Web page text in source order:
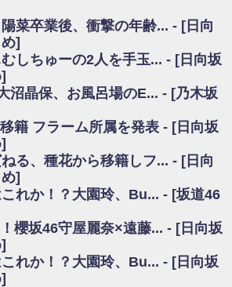
め / 【日向坂46】この月、何かあるのか！？『お
程がこちら
とめ / 【櫻坂46】ミーグリで喧嘩！？山下瞳月、
坂46】ハリソン守屋「ゆーづのせいです」【ラヴ
坂46・欅坂46・日向坂46のニュース・情報・話題
！櫻坂46 12thシングル『Make or Break』オフィ
中
/ 【日向坂46】この月、何かあるのか！？『お願
こちら
/ 【元日向坂46】この卒業生、めちゃくちゃテレ
まとめ / 【櫻坂46】リアルミーグリであの販売も！
ャルグッズ解禁
坂46】ミーグリで喧嘩！？山下瞳月、これはマジ
坂46・欅坂46・日向坂46のニュース・情報・話題
ーズ集結！櫻坂46守屋麗奈×遠藤理子、8/6「ラヴィ
定
陽菜卒業後、衝撃の年齢... - [日向
]
むしちゅーの2人を手玉... - [日向坂
沼晶保、お風呂場のE... - [乃木坂
籍 フラーム所属を発表 - [日向坂
ねる、種花から移籍しフ... - [日向
]
これか！？大園玲、Bu... - [坂道46
櫻坂46守屋麗奈×遠藤... - [日向坂
これか！？大園玲、Bu... - [日向坂